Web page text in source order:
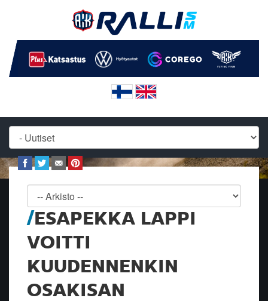
ESAPEKKA LAPPI
VOITTI
KUUDENNENKIN
OSAKISAN